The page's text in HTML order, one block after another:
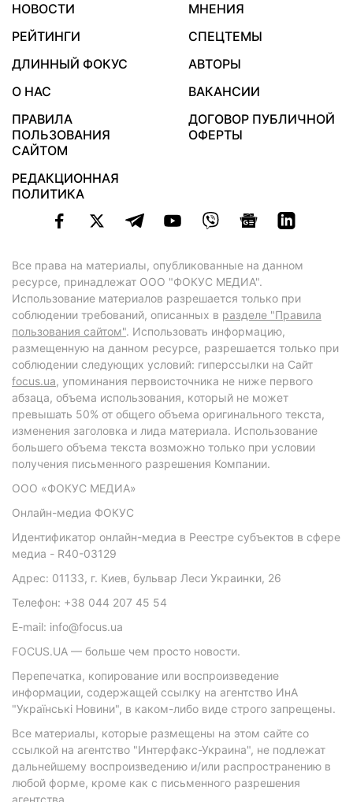
НОВОСТИ
МНЕНИЯ
РЕЙТИНГИ
СПЕЦТЕМЫ
ДЛИННЫЙ ФОКУС
АВТОРЫ
О НАС
ВАКАНСИИ
ПРАВИЛА
ПОЛЬЗОВАНИЯ
САЙТОМ
ДОГОВОР ПУБЛИЧНОЙ
ОФЕРТЫ
РЕДАКЦИОННАЯ
ПОЛИТИКА
Все права на материалы, опубликованные на данном
ресурсе, принадлежат ООО "ФОКУС МЕДИА".
Использование материалов разрешается только при
соблюдении требований, описанных в разделе "Правила
пользования сайтом". Использовать информацию,
размещенную на данном ресурсе, разрешается только при
соблюдении следующих условий: гиперссылки на Сайт
focus.ua, упоминания первоисточника не ниже первого
абзаца, объема использования, который не может
превышать 50% от общего объема оригинального текста,
изменения заголовка и лида материала. Использование
большего объема текста возможно только при условии
получения письменного разрешения Компании.
ООО «ФОКУС МЕДИА»
Онлайн-медиа ФОКУС
Идентификатор онлайн-медиа в Реестре субъектов в сфере
медиа - R40-03129
Адрес: 01133, г. Киев, бульвар Леси Украинки, 26
Телефон: +38 044 207 45 54
E-mail: info@focus.ua
FOCUS.UA — больше чем просто новости.
Перепечатка, копирование или воспроизведение
информации, содержащей ссылку на агентство ИнА
"Українські Новини", в каком-либо виде строго запрещены.
Все материалы, которые размещены на этом сайте со
ссылкой на агентство "Интерфакс-Украина", не подлежат
дальнейшему воспроизведению и/или распространению в
любой форме, кроме как с письменного разрешения
агентства.